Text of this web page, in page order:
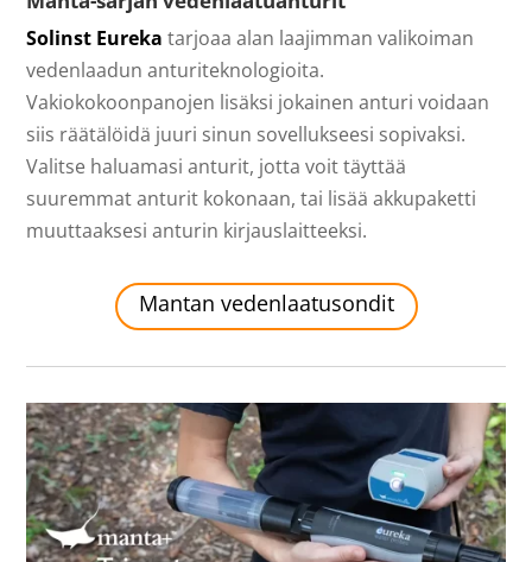
Solinst Eureka tarjoaa alan laajimman valikoiman
vedenlaadun anturiteknologioita.
Vakiokokoonpanojen lisäksi jokainen anturi voidaan
siis räätälöidä juuri sinun sovellukseesi sopivaksi.
Valitse haluamasi anturit, jotta voit täyttää
suuremmat anturit kokonaan, tai lisää akkupaketti
muuttaaksesi anturin kirjauslaitteeksi.
Mantan vedenlaatusondit